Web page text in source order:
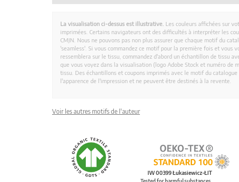
La visualisation ci-dessus est illustrative. Les couleurs affichées sur
imprimées. Certains navigateurs ont des difficultés à interpréter les
CMJN. Nous ne pouvons pas non plus assurer que chaque motif du
'seamless'. Si vous commandez ce motif pour la première fois et vous
ressemblera sur le tissu, commandez d'abord un échantillon de tissu
que vous voyez dans la visualisation (logo Adobe Stock et numéro de
tissu. Des échantillons et coupons imprimés avec le motif du
l'apparence de l'impression et ne peuvent être destinés à la revente.
Voir les autres motifs de l'auteur
IW 00399 Łukasiewicz-ŁIT
Tested for harmful substances.